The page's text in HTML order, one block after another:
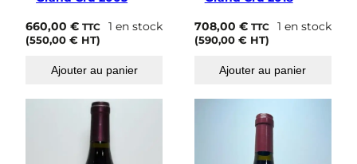
660,00€ TTC
(550,00€ HT)
1 en stock
Ajouter au panier
708,00 € TTC
(590,00 €HT)
1 en stock
Ajouter au panier